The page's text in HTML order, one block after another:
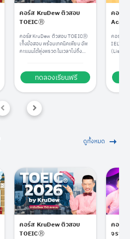
คอร์ส KruDew ติวสอบ
TOEICⓇ
คอร์ส KruDew ติวสอบ TOEICⓇ
เก็งข้อสอบ พร้อมเทคนิคเพียบ อัพ
คะแนนได้พุ่งพรวด ในเวลาไม่ถึง
ทดลองเรียนฟรี
คอร์ส
คอร์สเรี
IELTS
ดูทั้งหมด
คอร์ส KruDew ติวสอบ
TOEICⓇ
คอร์ส
จรวด